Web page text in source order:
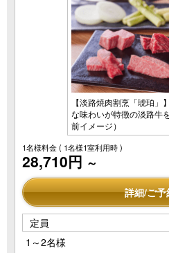
【淡路焼肉割烹「琥珀」
な味わいが特徴の淡路牛
前イメージ）
1名様料金( 1名様1室利用時 )
28,710円 ～
詳細/ご予
定員
1～2名様